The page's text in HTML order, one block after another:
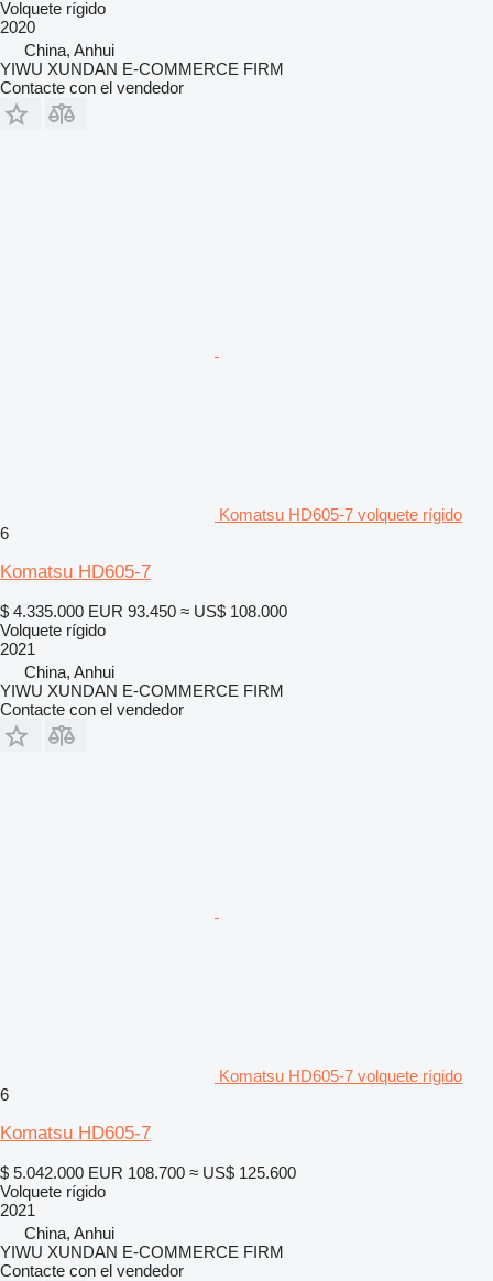
Volquete rígido
2020
China, Anhui
YIWU XUNDAN E-COMMERCE FIRM
Contacte con el vendedor
Komatsu HD605-7 volquete rígido
6
Komatsu HD605-7
$ 4.335.000 EUR 93.450 ≈ US$ 108.000
Volquete rígido
2021
China, Anhui
YIWU XUNDAN E-COMMERCE FIRM
Contacte con el vendedor
Komatsu HD605-7 volquete rígido
6
Komatsu HD605-7
$ 5.042.000 EUR 108.700 ≈ US$ 125.600
Volquete rígido
2021
China, Anhui
YIWU XUNDAN E-COMMERCE FIRM
Contacte con el vendedor